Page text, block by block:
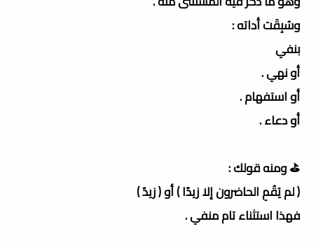
وسُبِقَت أداته :
بنفي
أو نهي .
أو استفهام .
أو دعاء .
⛳️ ومنه قولك :
( لم يَقُمِ الحاضرون إلا زيدًا ) أو ( زيدٌ )
فهذا استثناء تام منفي .